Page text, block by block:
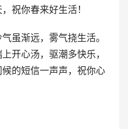
祝你春来好生活！
虽渐远，雾气挠生活。
开心汤，驱潮多快乐，
的短信一声声，祝你心